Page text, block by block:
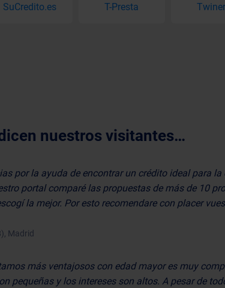
SuCredito.es T-Presta
nuestros visitantes…
por la ayuda de encontrar un crédito ideal para la
portal comparé las propuestas de más de 10
la mejor. Por esto recomendare con placer
Madrid
más ventajosos con edad mayor es muy
pequeñas y los intereses son altos. A pesar de